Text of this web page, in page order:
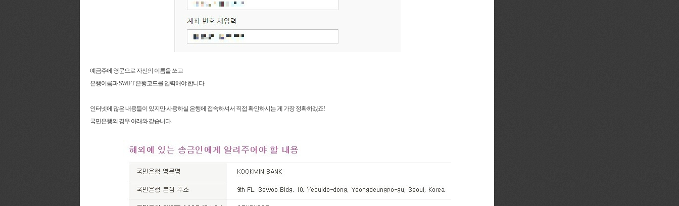
예금주에 영문으로 자신의 이름을 쓰고
은행이름과 SWIFT 은행코드를 입력해야 합니다.
인터넷에 많은 내용들이 있지만 사용하실 은행에 접속하셔서 직접 확인하시는 게 가장 정확하겠죠!
국민은행의 경우 아래와 같습니다.